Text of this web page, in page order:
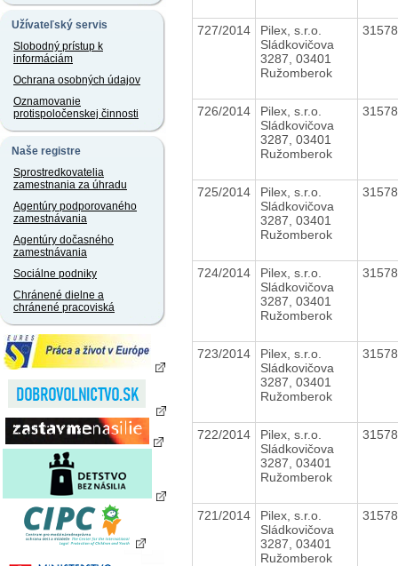
Užívateľský servis
Slobodný prístup k
informáciám
Ochrana osobných údajov
Oznamovanie
protispoločenskej činnosti
Naše registre
Sprostredkovatelia
zamestnania za úhradu
Agentúry podporovaného
zamestnávania
Agentúry dočasného
zamestnávania
Sociálne podniky
Chránené dielne a
chránené pracoviská
727/2014
Pilex, s.r.o.
Sládkovičova
3287, 03401
Ružomberok
726/2014
Pilex, s.r.o.
Sládkovičova
3287, 03401
Ružomberok
725/2014
Pilex, s.r.o.
Sládkovičova
3287, 03401
Ružomberok
724/2014
Pilex, s.r.o.
Sládkovičova
3287, 03401
Ružomberok
723/2014
Pilex, s.r.o.
Sládkovičova
3287, 03401
Ružomberok
722/2014
Pilex, s.r.o.
Sládkovičova
3287, 03401
Ružomberok
721/2014
Pilex, s.r.o.
Sládkovičova
3287, 03401
Ružomberok